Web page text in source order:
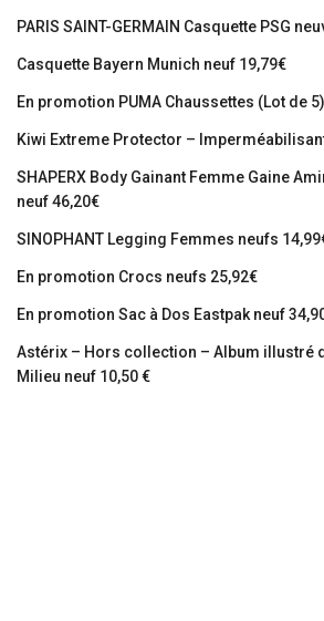
PARIS SAINT-GERMAIN Casquette PSG
Casquette Bayern Munich neuf 19,79€
En promotion PUMA Chaussettes (Lot de
Kiwi Extreme Protector –
SHAPERX Body Gainant Femme Gaine
neuf 46,20€
SINOPHANT Legging Femmes neufs
En promotion Crocs neufs 25,92€
En promotion Sac à Dos Eastpak neuf
Astérix – Hors collection – Album illustré
Milieu neuf 10,50 €